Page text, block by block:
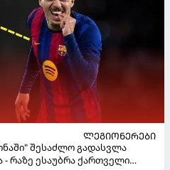
ᲚᲔᲒᲘᲝᲜᲔᲠᲔᲑᲘ
შესაძლო გადასვლა
რაზე ესაუბრა ქართველი